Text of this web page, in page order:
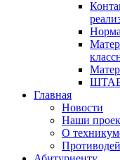
Главная
Новости
Наши
О